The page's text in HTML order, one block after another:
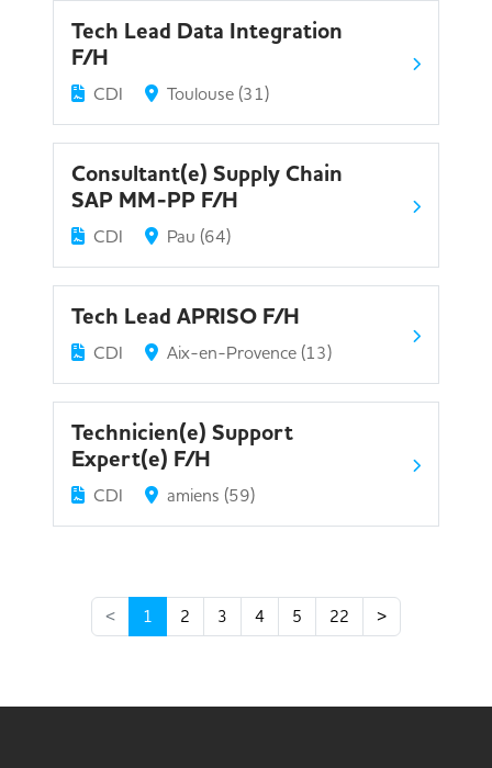
Tech Lead Data Integration
F/H
CDI Toulouse (31)
Consultant(e) Supply Chain
SAP MM-PP F/H
CDI Pau (64)
Tech Lead APRISO F/H
CDI Aix-en-Provence (13)
Technicien(e) Support
Expert(e) F/H
CDI amiens (59)
< 1 2 3 4 5 22 >